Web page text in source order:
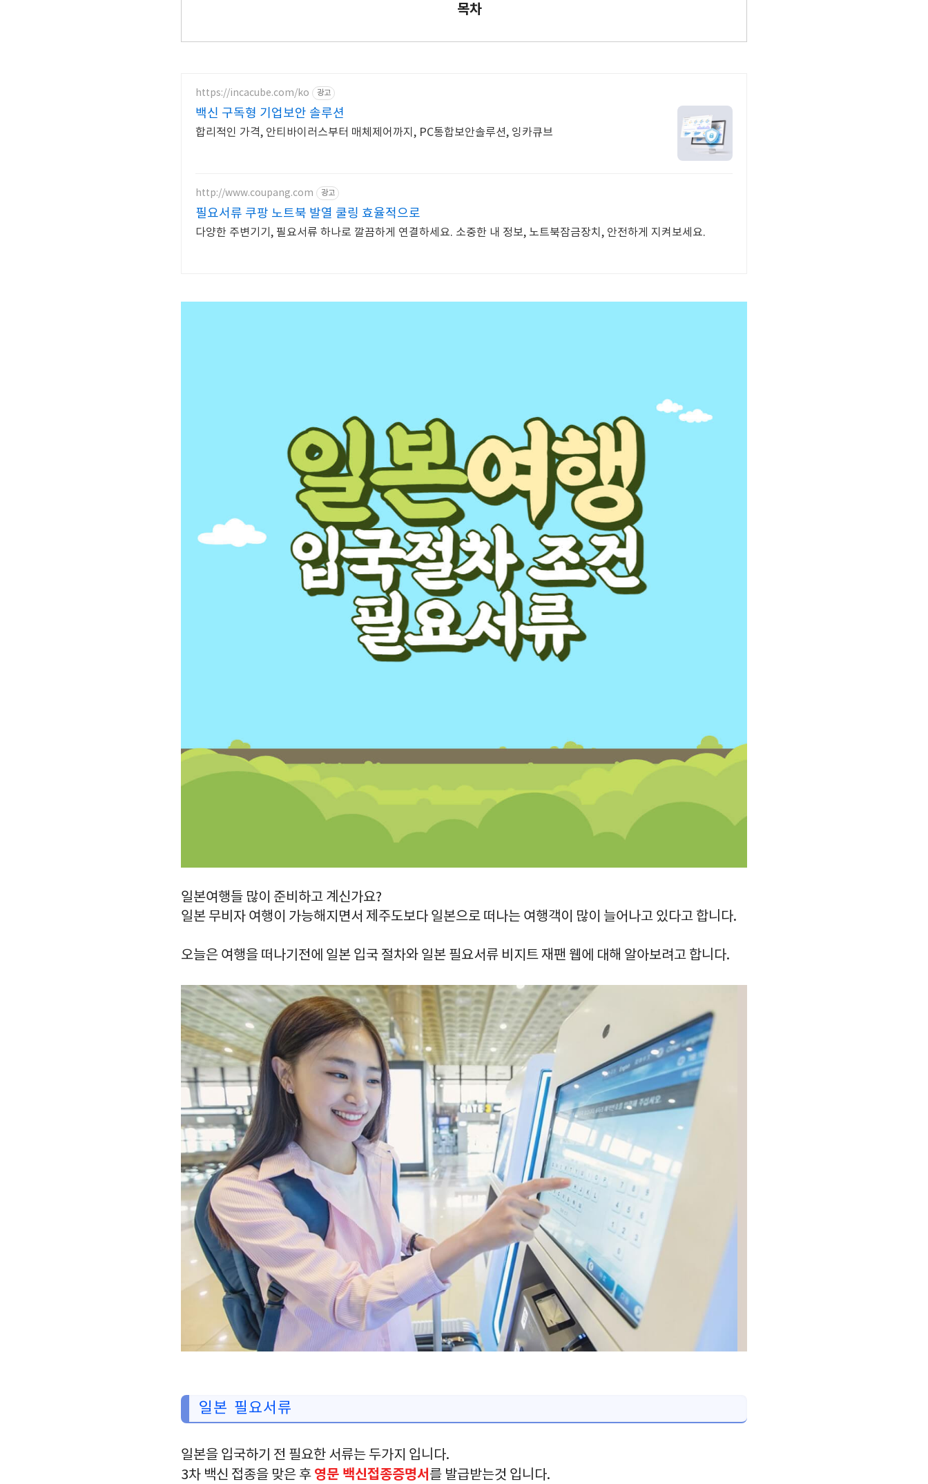
목차
https://incacube.com/ko 광고
백신 구독형 기업보안 솔루션
합리적인 가격, 안티바이러스부터 매체제어까지, PC통합보안솔루션, 잉카큐브
http://www.coupang.com 광고
필요서류 쿠팡 노트북 발열 쿨링 효율적으로
다양한 주변기기, 필요서류 하나로 깔끔하게 연결하세요. 소중한 내 정보, 노트북잠금장치, 안전하게 지켜보세요.
일본여행들 많이 준비하고 계신가요?
일본 무비자 여행이 가능해지면서 제주도보다 일본으로 떠나는 여행객이 많이 늘어나고 있다고 합니다.
오늘은 여행을 떠나기전에 일본 입국 절차와 일본 필요서류 비지트 재팬 웹에 대해 알아보려고 합니다.
일본 필요서류
일본을 입국하기 전 필요한 서류는 두가지 입니다.
3차 백신 접종을 맞은 후 영문 백신접종증명서 를 발급받는것 입니다.